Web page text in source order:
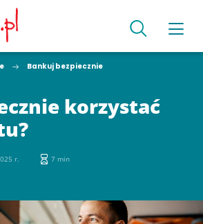
Bankuj bezpiecznie
korzystać
r. 7 min